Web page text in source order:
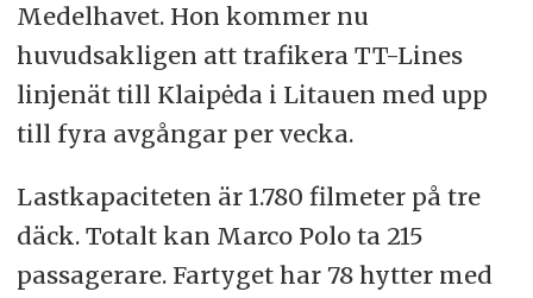
Medelhavet. Hon kommer nu
huvudsakligen att trafikera TT-Lines
linjenät till Klaipėda i Litauen med upp
till fyra avgångar per vecka.
Lastkapaciteten är 1.780 filmeter på tre
däck. Totalt kan Marco Polo ta 215
passagerare. Fartyget har 78 hytter med